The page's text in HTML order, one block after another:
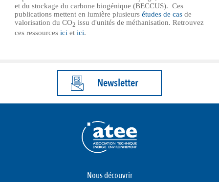
et du stockage du carbone biogénique (BECCUS). Ces
publications mettent en lumière plusieurs études de casde
valorisation du CO2 issu d'unités de méthanisation. Retrouvez
ces ressources ici et ici.
Newsletter
Nous découvrir